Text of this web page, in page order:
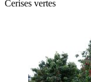
Cerises vertes